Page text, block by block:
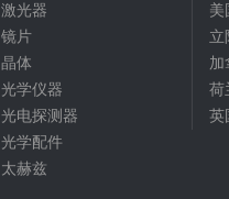
激光器
镜片
晶体
光学仪器
光电探测器
光学配件
太赫兹
美
立
加
荷
英